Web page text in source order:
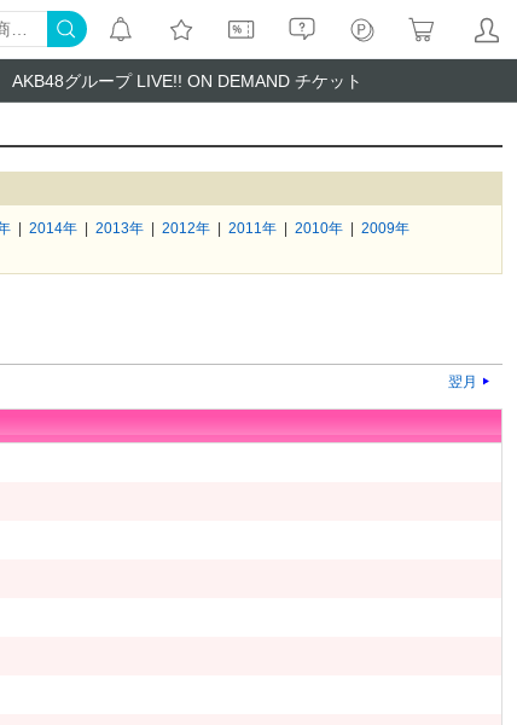
AKB48グループ LIVE!! ON DEMAND チケット
| 2014年| 2013年| 2012年| 2011年| 2010年| 2009年
翌月